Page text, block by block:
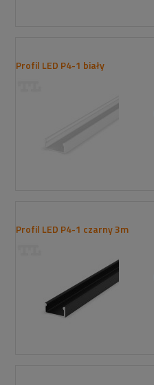
Profil LED P4-1 biały
Profil LED P4-1 czarny 3m